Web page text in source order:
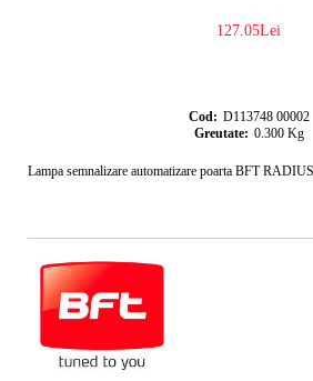
127.05Lei
Cod: D113748 00002
Greutate: 0.300 Kg
Lampa semnalizare automatizare poarta BFT